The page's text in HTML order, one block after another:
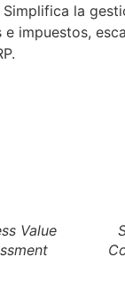
la
impuestos,
Value